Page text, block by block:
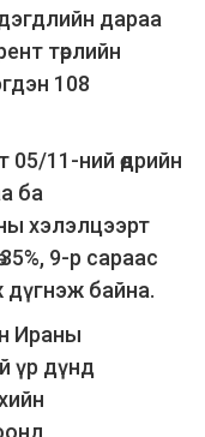
дараа
төрлийн
108
11-ний өдрийн
ба
хэлэлцээрт
9-р сараас
дүгнэж байна.
Ираны
үр дүнд